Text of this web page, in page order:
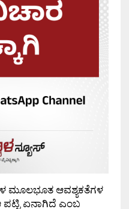
ಮೂಲಭೂತ ಆವಶ್ಯಕತೆಗಳ
ಪಟ್ಟಿ ಏನಾಗಿದೆ ಎಂಬ